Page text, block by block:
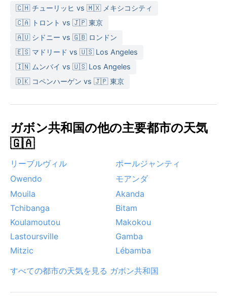
はハルマッタン（サハラ砂漠からの乾いた風）の影響
で、空がやや霞む日もある。雨季には激しい雷雨や河
だ。年間を通して高温だが、朝晩は意外に涼しいこと
も。フランスヴィルならではの気象現象として、雨季
の始まりと終わりに特有の「マンゴー・レイン」（果
実を落とすほどの驟雨）が地元で知られている。
🇨🇭 チューリッヒ vs 🇲🇽 メキシコシティ
🇨🇦 トロント vs 🇯🇵 東京
🇦🇺 シドニー vs 🇬🇧 ロンドン
🇪🇸 マドリード vs 🇺🇸 Los Angeles
🇮🇳 ムンバイ vs 🇺🇸 Los Angeles
🇩🇰 コペンハーゲン vs 🇯🇵 東京
ガボン共和国の他の主要都市の天気
🇬🇦
リーブルヴィル
ポールジャンティ
Owendo
モアンダ
Mouila
Akanda
Tchibanga
Bitam
Koulamoutou
Makokou
Lastoursville
Gamba
Mitzic
Lébamba
すべての都市の天気を見る ガボン共和国